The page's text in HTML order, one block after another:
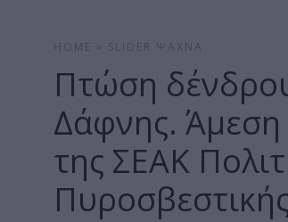
HOME SLIDER ΨΑΧΝΆ
Πτώση
Δάφνης.
της ΣΕΑΚ